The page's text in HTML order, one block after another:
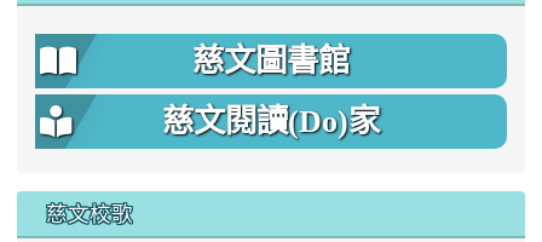
慈文圖書館
慈文閱讀(Do)家
慈文校歌